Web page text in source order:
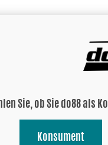
997.2 Turbo 2010- Plenum
Sie, ob Sie do88 als
Konsument